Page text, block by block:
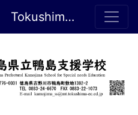
徳島県立鴨島支援学校 Tokushima Prefectural Kamojima School for Special needs Education